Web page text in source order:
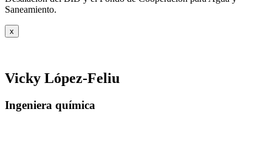
Saneamiento.
x
Vicky López-Feliu
Ingeniera química